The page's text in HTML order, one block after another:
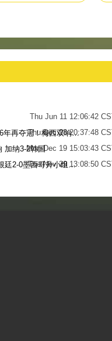
Thu Jun 11 12:06:42
Thu Dec 28 20:37:48
世界杯-阿根廷点球7-5法国，时隔36年再夺冠！梅西双响姆巴佩戴帽
Mon Dec 19 15:03:43
加纳3-2韩国
Tue Nov 29 13:08:50
梅西无解贴地斩+助攻恩佐破门 阿根廷2-0墨西哥升小组第二